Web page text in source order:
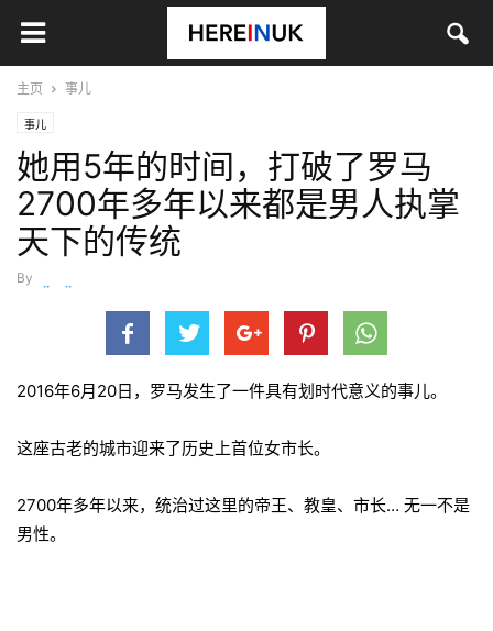
主页 事儿
事儿
她用5年的时间，打破了罗马
2700年多年以来都是男人执掌
天下的传统
By
wanjiaojiao
2016年6月20日，罗马发生了一件具有划时代意义的事儿。
这座古老的城市迎来了历史上首位女市长。
2700年多年以来，统治过这里的帝王、教皇、市长… 无一不是
男性。